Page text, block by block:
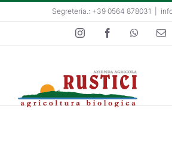
al
Segreteria.: +39 0564 878031
InstagramFacebook